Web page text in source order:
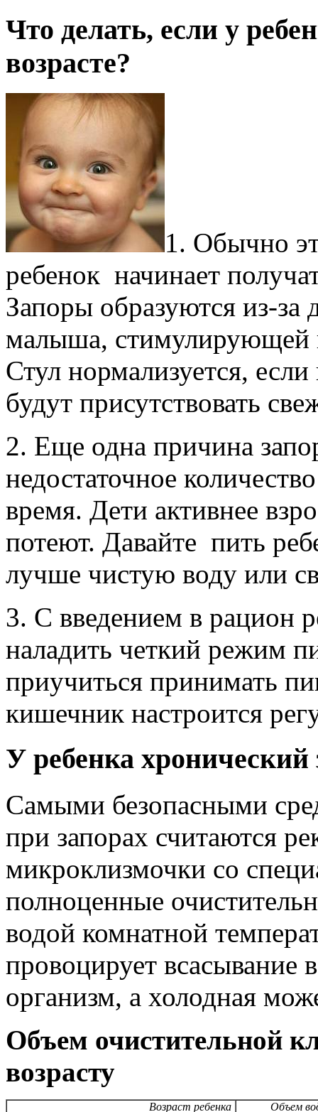
Что делать, если у
возрасте?
1. Обычно
ребенок начинает
Запоры образуются из-за
малыша, стимулирующей
Стул нормализуется,
будут присутствовать
2. Еще одна причина
недостаточное
время. Дети активнее
потеют. Давайте пить
лучше чистую воду или
3. С введением в рацион
наладить четкий режим
приучиться принимать
кишечник настроится
У ребенка хронический
Самыми безопасными
при запорах считаются
микроклизмочки со
полноценные
водой комнатной
провоцирует всасывание
организм, а холодная
Объем очистительной
возрасту
Возраст ребенка Объем